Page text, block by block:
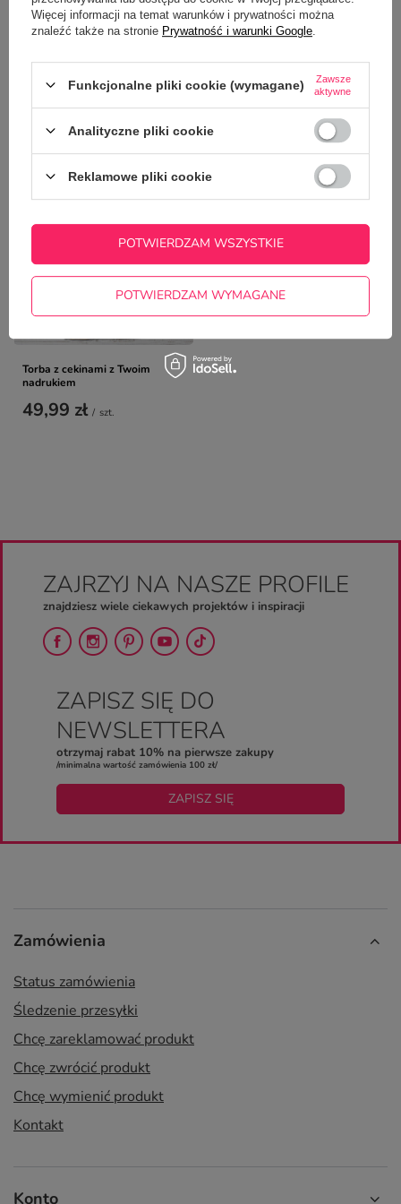
Zadaj pytanie a my odpowiemy
niezwłocznie, najciekawsze pytania i
odpowiedzi publikując dla innych.
ZADAJ PYTANIE
NAJCZĘŚCIEJ KUPOWANE Z
TYM TOWAREM
Torba z cekinami z Twoim
nadrukiem
49,99 zł / szt.
ZAJRZYJ NA NASZE PROFILE
znajdziesz wiele ciekawych projektów i inspiracji
ZAPISZ SIĘ DO
NEWSLETTERA
otrzymaj rabat 10% na pierwsze zakupy
/minimalna wartość zamówienia 100 zł/
ZAPISZ SIĘ
Zamówienia
Status zamówienia
Śledzenie przesyłki
Chcę zareklamować produkt
Chcę zwrócić produkt
Chcę wymienić produkt
Kontakt
Konto
Więcej informacji na temat warunków i prywatności można
znaleźć także na stronie Prywatność i warunki Google
Funkcjonalne pliki cookie (wymagane)
Zawsze
aktywne
Analityczne pliki cookie
Reklamowe pliki cookie
POTWIERDZAM WYMAGANE
POTWIERDZAM WSZYSTKIE